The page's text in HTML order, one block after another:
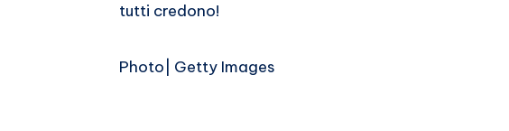
tutti credono!
Photo| Getty Images